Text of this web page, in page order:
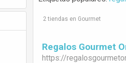
2 tiendas en Gourmet
Regalos Gourmet
https://